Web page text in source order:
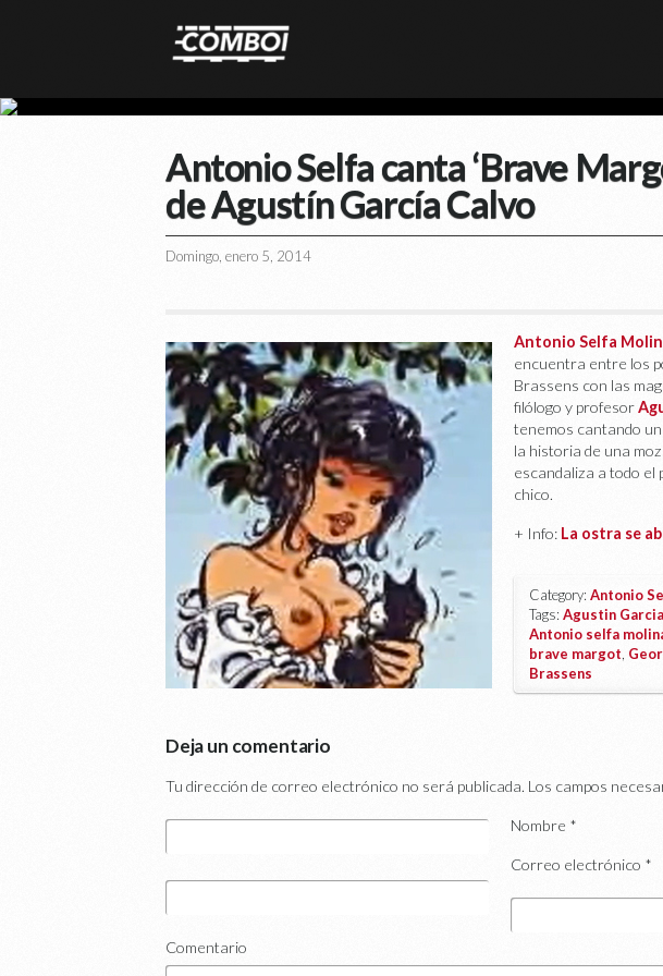
Antonio Selfa canta ‘Brave
de Agustín García Calvo
Domingo, enero 5, 2014
Antonio Selfa
encuentra entre los
Brassens con las
filólogo y profesor
tenemos cantando
la historia de una
escandaliza a todo el
chico.
+ Info: La ostra se
Category: Antonio
Tags: Agustin
Antonio selfa
brave margot,
Brassens
Deja un comentario
Tu dirección de correo electrónico no será publicada. Los campos
Nombre *
Correo electrónico *
Comentario